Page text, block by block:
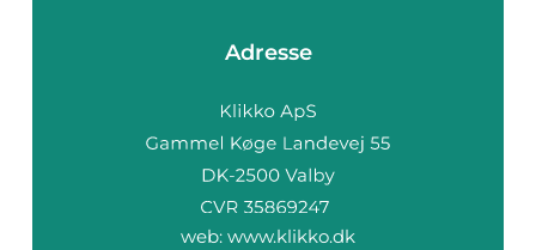
Adresse
web: www.klikko.dk